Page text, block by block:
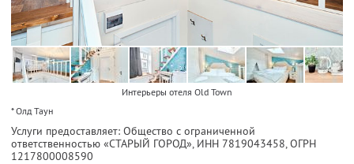
Интерьеры отеля Old Town
* Олд Таун
Услуги предоставляет: Общество с ограниченной
ответственностью «СТАРЫЙ ГОРОД», ИНН 7819043458, ОГРН
1217800008590